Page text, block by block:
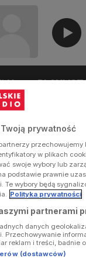
Twoją prywatność
przechowujemy
w plikach
swoje wybory lub
podstawie prawnie
Te wybory będą
Polityka prywatności
partnerami
danych
Przechowywanie
reklam i treści, badnie
(dostawców)